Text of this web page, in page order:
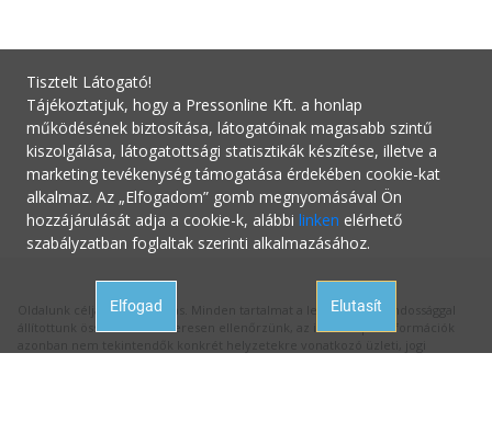
Oldalunk célja a tájékoztatás. Minden tartalmat a legnagyobb gondossággal
állítottunk össze és rendszeresen ellenőrzünk, az itt szereplő információk
Tisztelt Látogató!
Tájékoztatjuk, hogy a Pressonline Kft. a honlap
működésének biztosítása, látogatóinak magasabb szintű
kiszolgálása, látogatottsági statisztikák készítése, illetve a
marketing tevékenység támogatása érdekében cookie-kat
alkalmaz. Az „Elfogadom” gomb megnyomásával Ön
hozzájárulását adja a cookie-k, alábbi linken elérhető
szabályzatban foglaltak szerinti alkalmazásához.
Elfogad Elutasít